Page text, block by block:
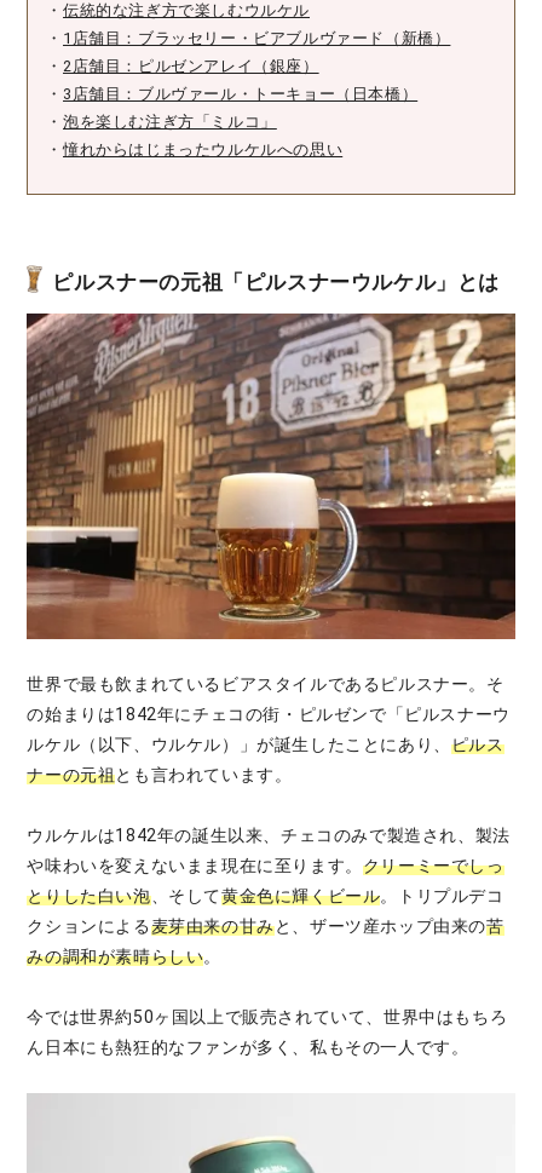
・ 伝統的な注ぎ方で楽しむウルケル
・ 1店舗目：ブラッセリー・ビアブルヴァード（新橋）
・ 2店舗目：ピルゼンアレイ（銀座）
・ 3店舗目：ブルヴァール・トーキョー（日本橋）
・ 泡を楽しむ注ぎ方「ミルコ」
・憧れからはじまったウルケルへの思い
ピルスナーの元祖「ピルスナーウルケル」とは
世界で最も飲まれているビアスタイルであるピルスナー。そ
の始まりは1842年にチェコの街・ピルゼンで「ピルスナーウ
ルケル（以下、ウルケル）」が誕生したことにあり、 ピルス
ナーの元祖とも言われています。
ウルケルは1842年の誕生以来、チェコのみで製造され、製法
や味わいを変えないまま現在に至ります。 クリーミーでしっ
とりした白い泡、そして黄金色に輝くビール。トリプルデコ
クションによる麦芽由来の甘みと、ザーツ産ホップ由来の苦
みの調和が素晴らしい。
今では世界約50ヶ国以上で販売されていて、世界中はもちろ
ん日本にも熱狂的なファンが多く、私もその一人です。